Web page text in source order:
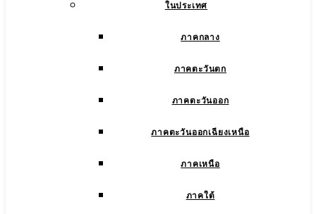
ในประเทศ
ภาคกลาง
ภาคตะวันตก
ภาคตะวันออก
ภาคตะวันออกเฉียงเหนือ
ภาคเหนือ
ภาคใต้